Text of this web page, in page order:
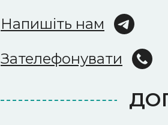
Напишіть нам
Зателефонувати